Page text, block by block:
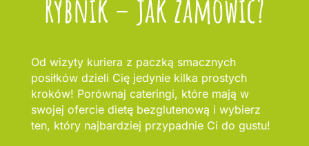
Rybnik – jak zamówić?
Od wizyty kuriera z paczką smacznych
posiłków dzieli Cię jedynie kilka prostych
kroków! Porównaj cateringi, które mają w
swojej ofercie dietę bezglutenową i wybierz
ten, który najbardziej przypadnie Ci do gustu!